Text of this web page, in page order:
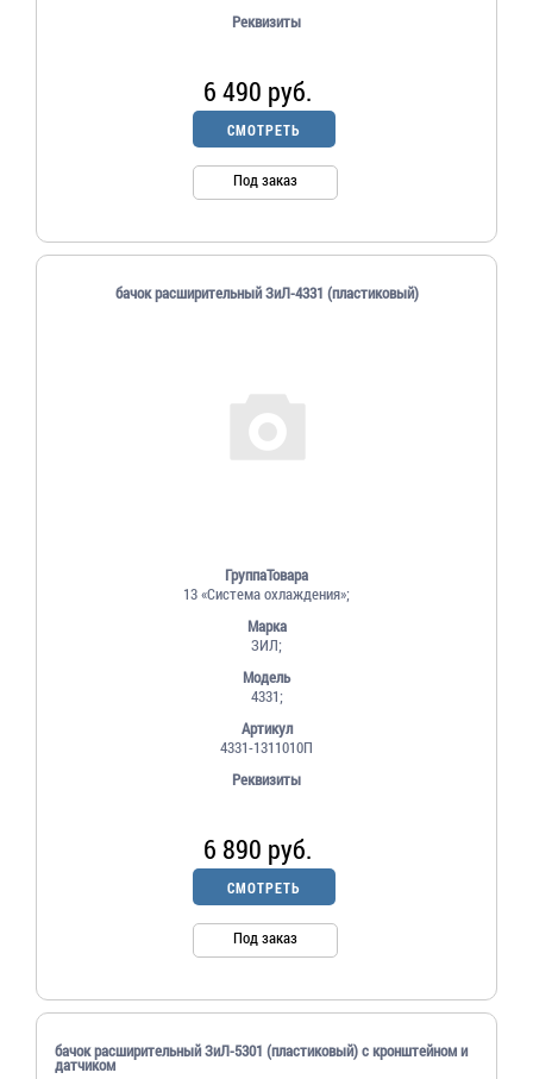
Реквизиты
6 490 руб.
СМОТРЕТЬ
Под заказ
бачок расширительный ЗиЛ-4331 (пластиковый)
ГруппаТовара
13 «Система охлаждения»;
Марка
ЗИЛ;
Модель
4331;
Артикул
4331-1311010П
Реквизиты
6 890 руб.
СМОТРЕТЬ
Под заказ
бачок расширительный ЗиЛ-5301 (пластиковый) с кронштейном и
датчиком